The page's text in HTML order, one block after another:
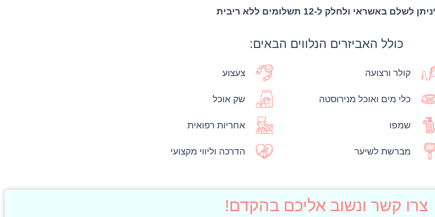
לשלם באשראי ולחלק ל-12 תשלומים ללא ריבית
כולל האביזרים הנלווים הבאים:
קולר ורצועה
כלי מים ואוכל מנירוסטה
שמפו
מברשת לשיער
צעצוע
שק אוכל
אחריות רפואית
הדרכה וליווי מקצועי
צרו קשר ונשוב אליכם בהקדם!